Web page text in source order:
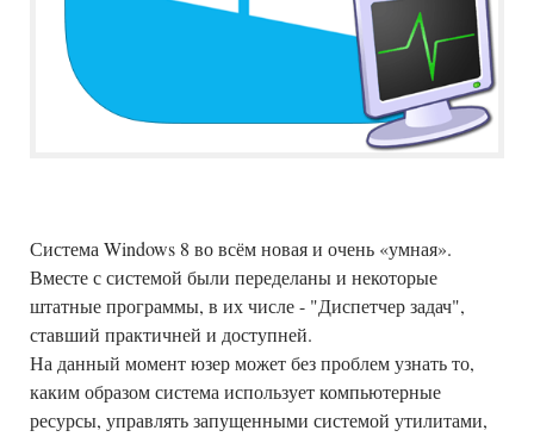
Система Windows 8 во всём новая и очень «умная».
Вместе с системой были переделаны и некоторые
штатные программы, в их числе - "Диспетчер задач",
ставший практичней и доступней.
На данный момент юзер может без проблем узнать то,
каким образом система использует компьютерные
ресурсы, управлять запущенными системой утилитами,